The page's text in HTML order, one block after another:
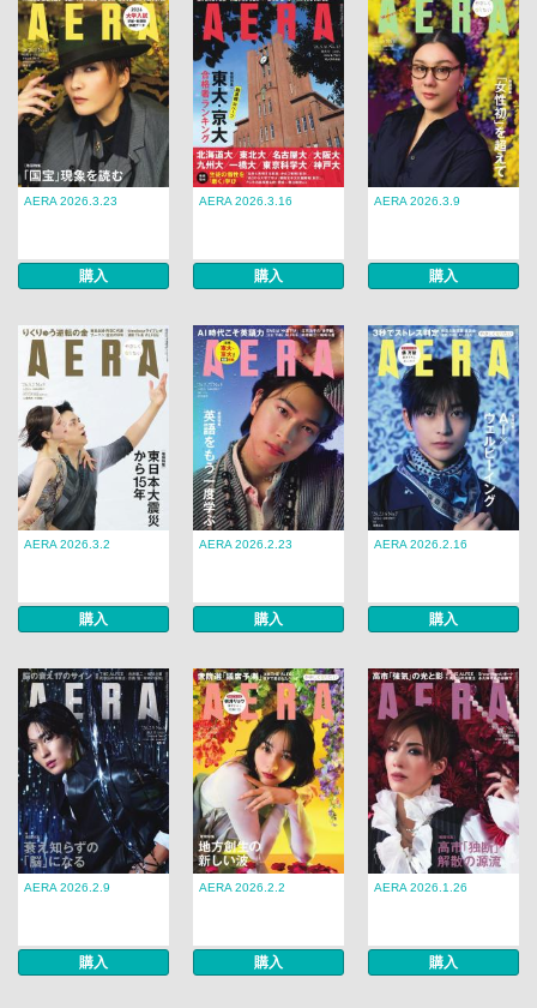
AERA 2026.3.23
購入
AERA 2026.3.16
購入
AERA 2026.3.9
購入
AERA 2026.3.2
購入
AERA 2026.2.23
購入
AERA 2026.2.16
購入
AERA 2026.2.9
購入
AERA 2026.2.2
購入
AERA 2026.1.26
購入